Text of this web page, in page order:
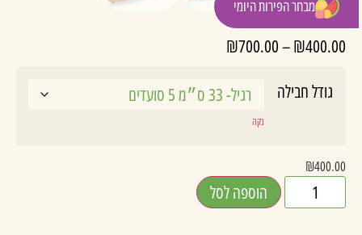
מבחר הפירות היומי
₪400.00
–
₪700.00
גודל חבילה
נקה
₪400.00
הוספה לסל